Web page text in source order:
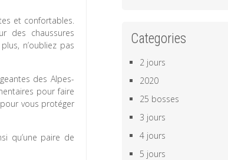
et confortables.
des chaussures
n’oubliez pas
des Alpes-
pour faire
vous protéger
qu’une paire de
Categories
2 jours
2020
25 bosses
3 jours
4 jours
5 jours